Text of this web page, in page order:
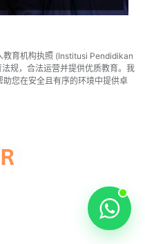
教育机构执照 (Institusi Pendidikan
规，合法运营并提供优质教育。我
您在安全且有序的环境中提供卓